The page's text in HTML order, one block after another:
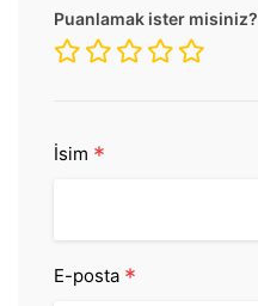
Puanlamak ister misiniz?
İsim *
E-posta *